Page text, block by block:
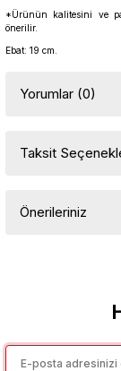
*Ürünün kalitesini ve
önerilir.
Ebat: 19 cm.
Yorumlar (0)
Taksit
Önerileriniz
Görüş ve
Ürün resmi